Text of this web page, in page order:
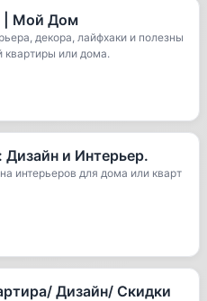
| Мой Дом
декора, лайфхаки и полезны
квартиры или дома.
и Интерьер.
интерьеров для дома или кварт
Дизайн/ Скидки